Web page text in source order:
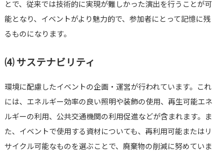
とで、従来では技術的に実現が難しかった演出を行うことが可
能となり、イベントがより魅力的で、参加者にとって記憶に残
るものになります。
⑷ サステナビリティ
環境に配慮したイベントの企画・運営が行われています。これ
には、エネルギー効率の良い照明や装飾の使用、再生可能エネ
ルギーの利用、公共交通機関の利用促進などが含まれます。ま
た、イベントで使用する資材についても、再利用可能またはリ
サイクル可能なものを選ぶことで、廃棄物の削減に努めていま